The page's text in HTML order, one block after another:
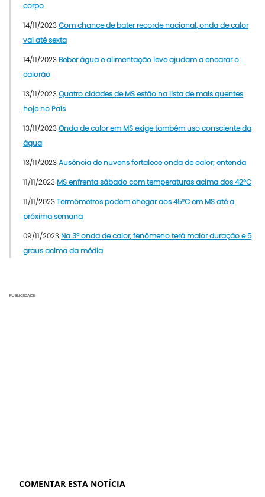
corpo
14/11/2023Com chance de bater recorde nacional, onda de calor
vai até sexta
14/11/2023 Beber água e alimentação leve ajudam a encarar o
calorão
13/11/2023Quatro cidades de MS estão na lista de mais quentes
hoje no País
13/11/2023Onda de calor em MS exige também uso consciente da
água
13/11/2023Ausência de nuvens fortalece onda de calor; entenda
11/11/2023 MS enfrenta sábado com temperaturas acima dos 42°C
11/11/2023Termômetros podem chegar aos 45°C em MS até a
próxima semana
09/11/2023 Na 3ª onda de calor, fenômeno terá maior duração e 5
graus acima da média
PUBLICIDADE
COMENTAR ESTA NOTÍCIA